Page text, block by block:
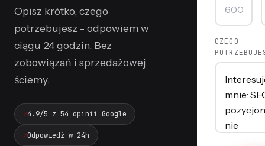
Opisz krótko, czego
potrzebujesz - odpowiem w
ciągu 24 godzin. Bez
zobowiązań i sprzedażowej
ściemy.
4.9/5 z 54 opinii Google
Odpowiedź w 24h
CZEGO